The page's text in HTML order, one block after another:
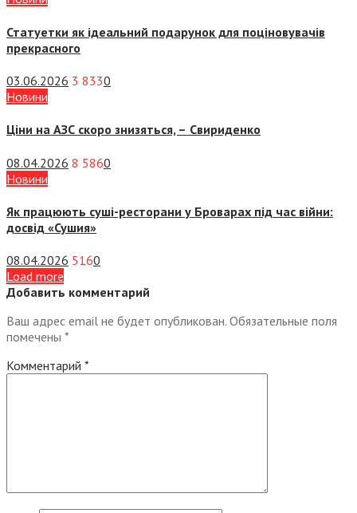
Статуетки як ідеальний подарунок для поціновувачів
прекрасного
03.06.2026 3 8330
Новини
Ціни на АЗС скоро знизяться, – Свириденко
08.04.2026 8 5860
Новини
Як працюють суші-ресторани у Броварах під час війни:
досвід «Сушия»
08.04.2026 5160
Load more
Добавить комментарий
Ваш адрес email не будет опубликован. Обязательные поля
помечены *
Комментарий *